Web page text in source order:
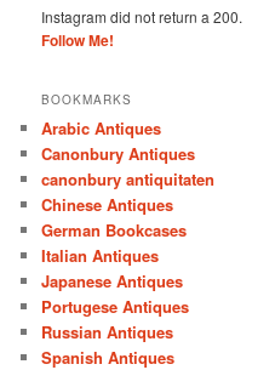
Instagram did not return a 200.
Follow Me!
BOOKMARKS
Arabic Antiques
Canonbury Antiques
canonbury antiquitaten
Chinese Antiques
German Bookcases
Italian Antiques
Japanese Antiques
Portugese Antiques
Russian Antiques
Spanish Antiques